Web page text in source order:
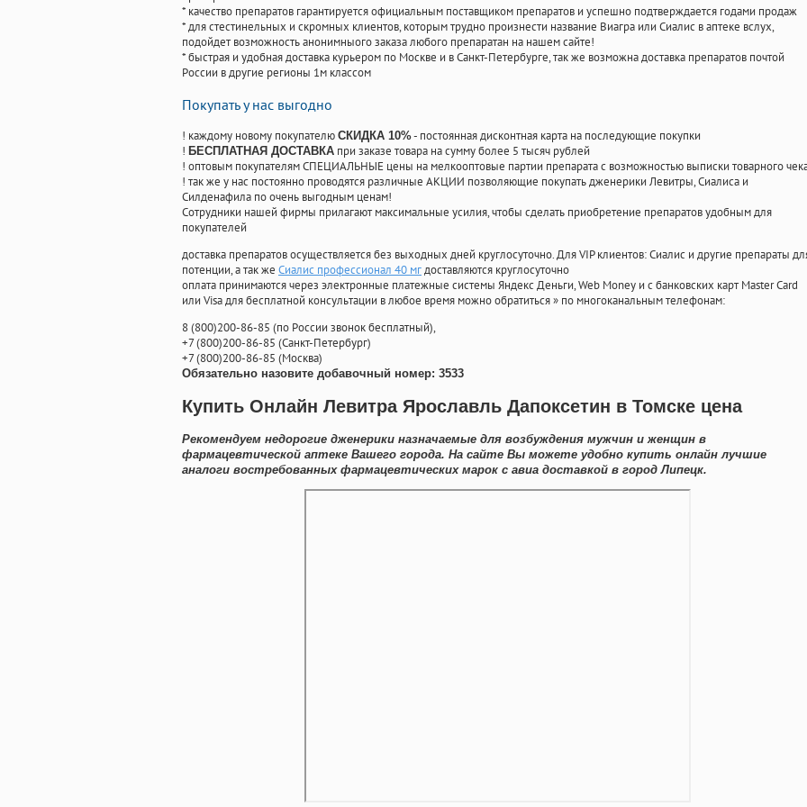
* качество препаратов гарантируется официальным поставщиком препаратов и успешно подтверждается годами продаж
* для стестинельных и скромных клиентов, которым трудно произнести название Виагра или Сиалис в аптеке вслух,
подойдет возможность анонимныого заказа любого препаратан на нашем сайте!
* быстрая и удобная доставка курьером по Москве и в Санкт-Петербурге, так же возможна доставка препаратов почтой
России в другие регионы 1м классом
Покупать у нас выгодно
! каждому новому покупателю СКИДКА 10%- постоянная дисконтная карта на последующие покупки
! БЕСПЛАТНАЯ ДОСТАВКА при заказе товара на сумму более 5 тысяч рублей
! оптовым покупателям СПЕЦИАЛЬНЫЕ цены на мелкооптовые партии препарата с возможностью выписки товарного
! так же у нас постоянно проводятся различные АКЦИИ позволяющие покупать дженерики Левитры, Сиалиса и
Силденафила по очень выгодным ценам!
Cотрудники нашей фирмы прилагают максимальные усилия, чтобы сделать приобретение препаратов удобным для
покупателей
доставка препаратов осуществляется без выходных дней круглосуточно. Для VIP клиентов: Сиалис и другие препараты
потенции, а так же Сиалис профессионал 40 мгдоставляются круглосуточно
оплата принимаются через электронные платежные системы Яндекс Деньги, Web Money и с банковских карт Master Card
или Visa для бесплатной консультации в любое время можно обратиться» по многоканальным телефонам:
8(800)200-86-85 (по России звонок бесплатный),
+7(800)200-86-85 (Санкт-Петербург)
+7(800)200-86-85 (Москва)
Обязательно назовите добавочный номер: 3533
Купить Онлайн Левитра Ярославль Дапоксетин в Томске цена
Рекомендуем недорогие дженерики назначаемые для возбуждения мужчин и женщин в
фармацевтической аптеке Вашего города. На сайте Вы можете удобно купить онлайн лучшие
аналоги востребованных фармацевтических марок с авиа доставкой в город Липецк.